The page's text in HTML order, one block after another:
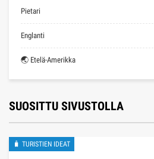
Pietari
Englanti
🌏 Etelä-Amerikka
SUOSITTU SIVUSTOLLA
🧳 TURISTIEN IDEAT